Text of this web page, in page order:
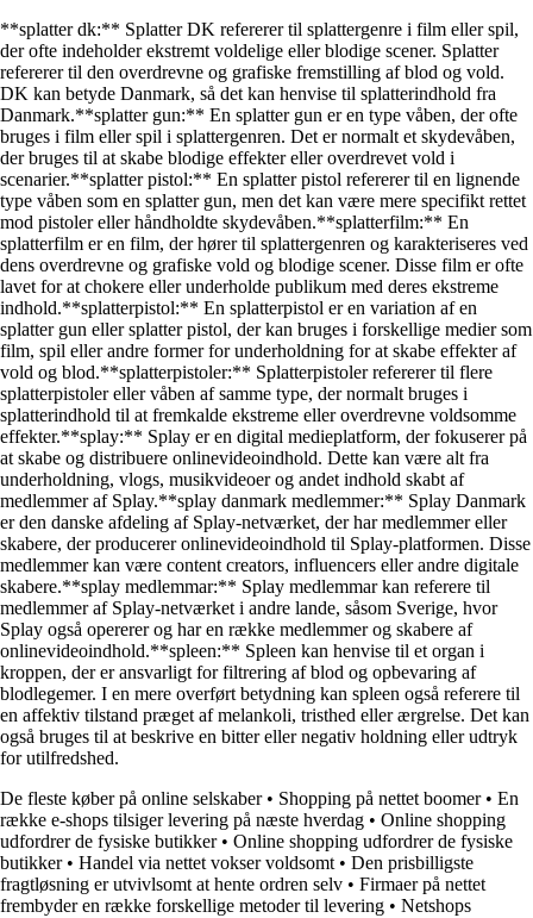
**splatter dk:** Splatter DK refererer til splattergenre i film eller spil,
der ofte indeholder ekstremt voldelige eller blodige scener. Splatter
refererer til den overdrevne og grafiske fremstilling af blod og vold.
DK kan betyde Danmark, så det kan henvise til splatterindhold fra
Danmark.**splatter gun:** En splatter gun er en type våben, der ofte
bruges i film eller spil i splattergenren. Det er normalt et skydevåben,
der bruges til at skabe blodige effekter eller overdrevet vold i
scenarier.**splatter pistol:** En splatter pistol refererer til en lignende
type våben som en splatter gun, men det kan være mere specifikt rettet
mod pistoler eller håndholdte skydevåben.**splatterfilm:** En
splatterfilm er en film, der hører til splattergenren og karakteriseres ved
dens overdrevne og grafiske vold og blodige scener. Disse film er ofte
lavet for at chokere eller underholde publikum med deres ekstreme
indhold.**splatterpistol:** En splatterpistol er en variation af en
splatter gun eller splatter pistol, der kan bruges i forskellige medier som
film, spil eller andre former for underholdning for at skabe effekter af
vold og blod.**splatterpistoler:** Splatterpistoler refererer til flere
splatterpistoler eller våben af samme type, der normalt bruges i
splatterindhold til at fremkalde ekstreme eller overdrevne voldsomme
effekter.**splay:** Splay er en digital medieplatform, der fokuserer på
at skabe og distribuere onlinevideoindhold. Dette kan være alt fra
underholdning, vlogs, musikvideoer og andet indhold skabt af
medlemmer af Splay.**splay danmark medlemmer:** Splay Danmark
er den danske afdeling af Splay-netværket, der har medlemmer eller
skabere, der producerer onlinevideoindhold til Splay-platformen. Disse
medlemmer kan være content creators, influencers eller andre digitale
skabere.**splay medlemmar:** Splay medlemmar kan referere til
medlemmer af Splay-netværket i andre lande, såsom Sverige, hvor
Splay også opererer og har en række medlemmer og skabere af
onlinevideoindhold.**spleen:** Spleen kan henvise til et organ i
kroppen, der er ansvarligt for filtrering af blod og opbevaring af
blodlegemer. I en mere overført betydning kan spleen også referere til
en affektiv tilstand præget af melankoli, tristhed eller ærgrelse. Det kan
også bruges til at beskrive en bitter eller negativ holdning eller udtryk
for utilfredshed.
De fleste køber på online selskaber• Shopping på nettet boomer• En
række e-shops tilsiger levering på næste hverdag • Online shopping
udfordrer de fysiske butikker• Online shopping udfordrer de fysiske
butikker• Handel via nettet vokser voldsomt • Den prisbilligste
fragtløsning er utvivlsomt at hente ordren selv • Firmaer på nettet
frembyder en række forskellige metoder til levering • Netshops